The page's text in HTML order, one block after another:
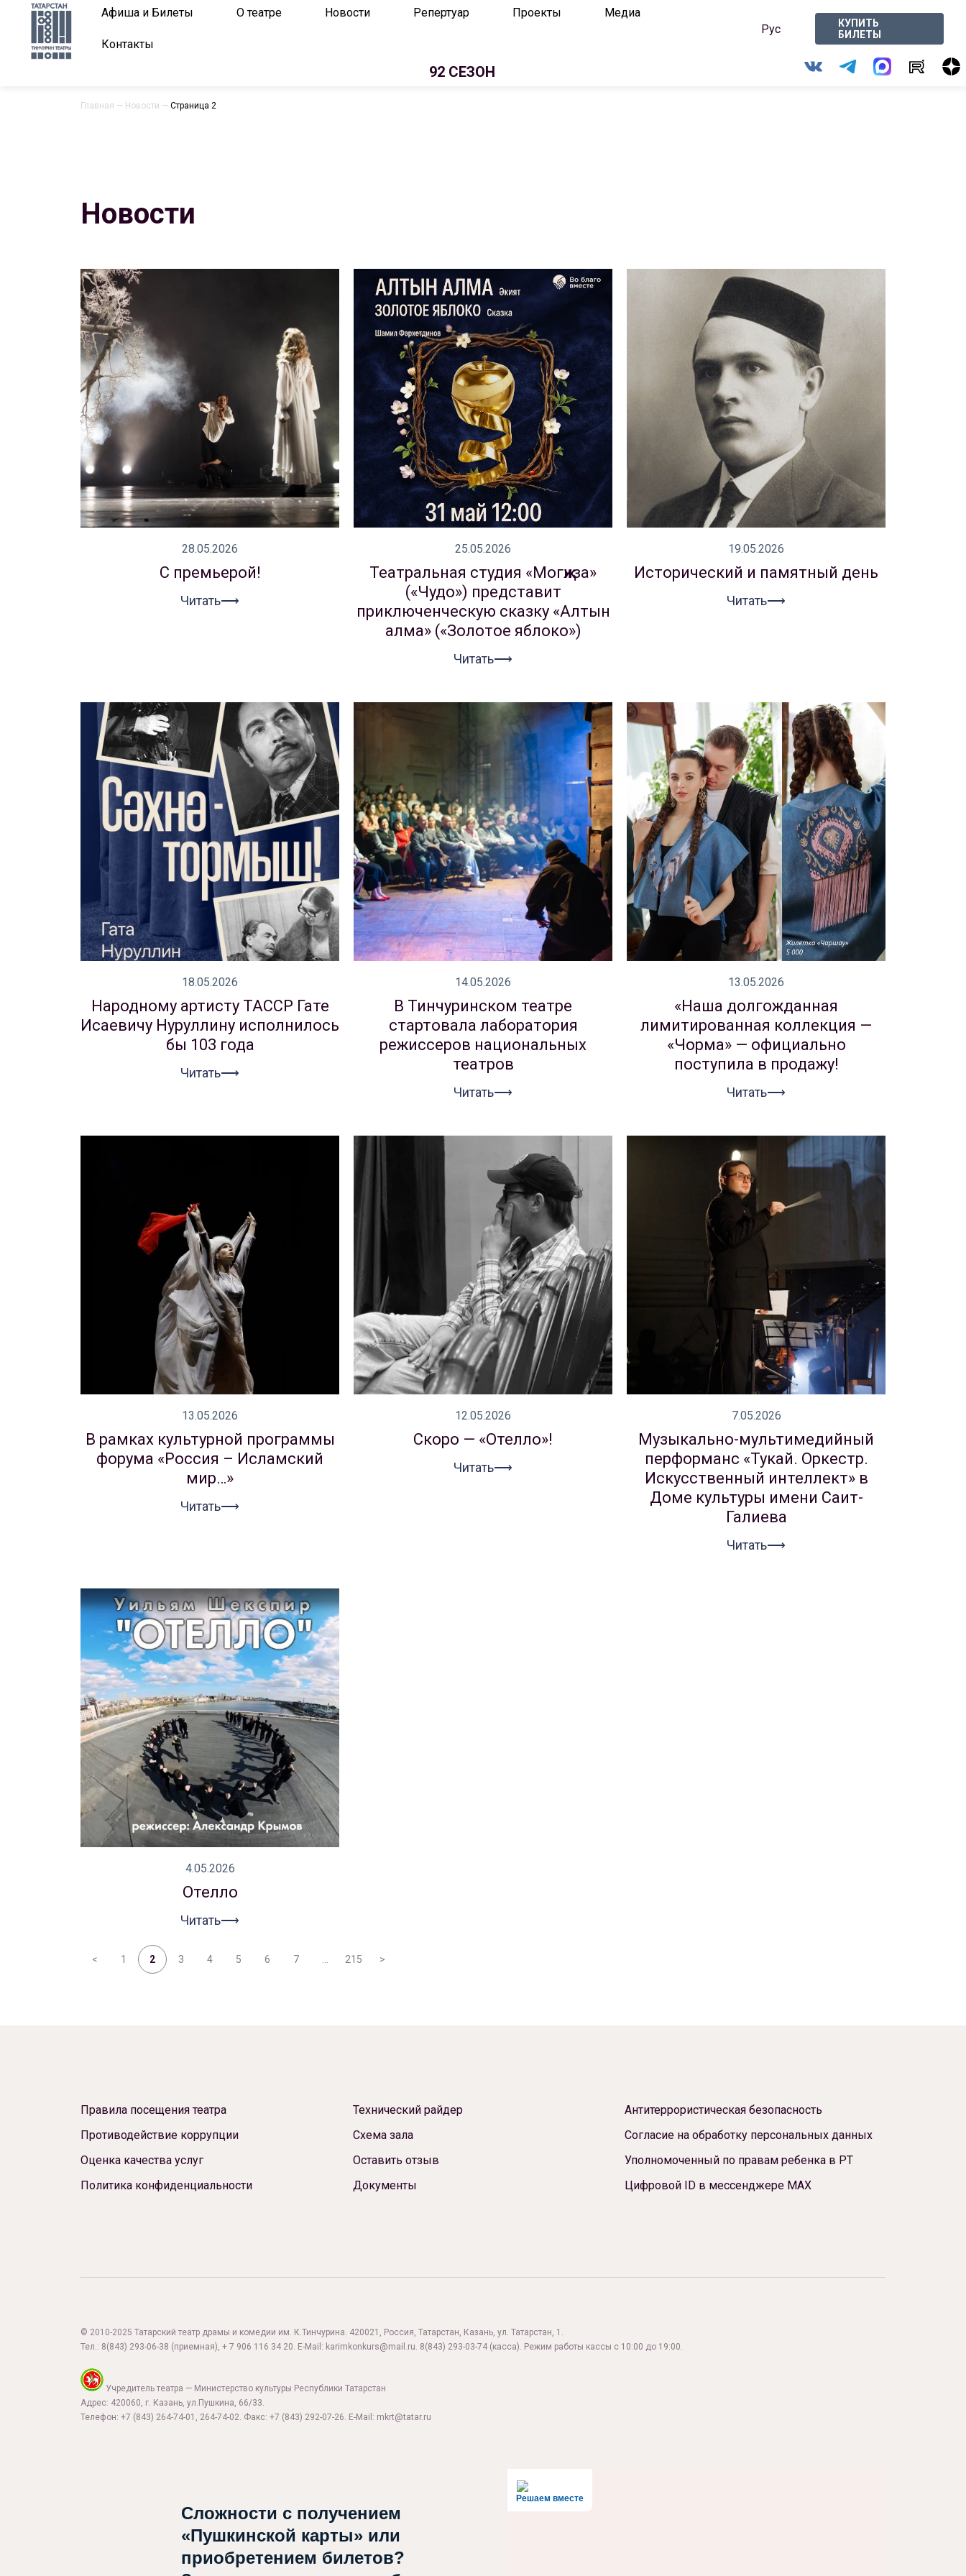
Афиша и Билеты О театре Новости Репертуар Проекты Медиа
Контакты
Рус
КУПИТЬ
БИЛЕТЫ
92 СЕЗОН
О театре
Новости
Репертуар
Проекты
Медиа
Контакты
Главная — Новости — Страница 2
Новости
28.05.2026
С премьерой!
Читать⟶
25.05.2026
Театральная студия «Могҗиза»
(«Чудо») представит
приключенческую сказку «Алтын
алма» («Золотое яблоко»)
Читать⟶
19.05.2026
Исторический и памятный день
Читать⟶
18.05.2026
Народному артисту ТАССР Гате
Исаевичу Нуруллину исполнилось
бы 103 года
Читать⟶
14.05.2026
В Тинчуринском театре
стартовала лаборатория
режиссеров национальных
театров
Читать⟶
13.05.2026
«Наша долгожданная
лимитированная коллекция —
«Чорма» — официально
поступила в продажу!
Читать⟶
13.05.2026
В рамках культурной программы
форума «Россия – Исламский
мир…»
Читать⟶
12.05.2026
Скоро — «Отелло»!
Читать⟶
7.05.2026
Музыкально-мультимедийный
перформанс «Тукай. Оркестр.
Искусственный интеллект» в
Доме культуры имени Саит-
Галиева
Читать⟶
4.05.2026
Отелло
Читать⟶
< 1 2 3 4 5 6 7 215 >
Правила посещения театра
Противодействие коррупции
Оценка качества услуг
Политика конфиденциальности
Технический райдер
Схема зала
Оставить отзыв
Документы
Антитеррористическая безопасность
Согласие на обработку персональных данных
Уполномоченный по правам ребенка в РТ
Цифровой ID в мессенджере МАХ
© 2010-2025 Татарский театр драмы и комедии им. К.Тинчурина. 420021, Россия, Татарстан, Казань, ул. Татарстан, 1.
Тел.: 8(843) 293-06-38 (приемная), + 7 906 116 34 20. E-Mail: karimkonkurs@mail.ru. 8(843) 293-03-74 (касса). Режим работы кассы с 10:00 до 19:00.
Учредитель театра — Министерство культуры Республики Татарстан
Адрес: 420060, г. Казань, ул.Пушкина, 66/33.
Телефон: +7 (843) 264-74-01, 264-74-02. Факс: +7 (843) 292-07-26. E-Mail: mkrt@tatar.ru
Решаем вместе
Сложности с получением
«Пушкинской карты» или
приобретением билетов?